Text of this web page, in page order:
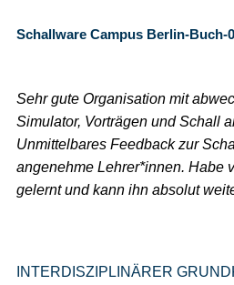
Schallware Campus Berlin-Buch-
Sehr gute Organisation mit
Simulator, Vorträgen und Schall
Unmittelbares Feedback zur
angenehme Lehrer*innen. Habe
gelernt und kann ihn absolut
INTERDISZIPLINÄRER